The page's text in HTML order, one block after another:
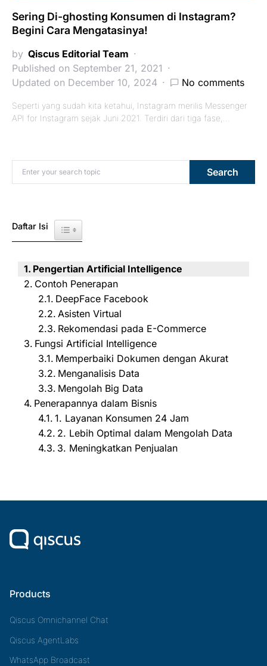
Sering Di-ghosting Konsumen di Instagram?
Begini Cara Mengatasinya!
by Qiscus Editorial Team
Published on September 21, 2021
Updated on December 10, 2024
No comments
Seperti yang sudah kita ketahui, Instagram merilis Messenger
API for Instagram sejak Juni 2021. Terdiri dari tiga fase,…
Search for: Search
Daftar Isi Toggle Table of Content
Pengertian Artificial Intelligence
Contoh Penerapan
DeepFace Facebook
Asisten Virtual
Rekomendasi pada E-Commerce
Fungsi Artificial Intelligence
Memperbaiki Dokumen dengan Akurat
Menganalisis Data
Mengolah Big Data
Penerapannya dalam Bisnis
1. Layanan Konsumen 24 Jam
2. Lebih Optimal dalam Mengolah Data
3. Meningkatkan Penjualan
Products
Qiscus Omnichannel Chat
Qiscus AgentLabs
WhatsApp Broadcast